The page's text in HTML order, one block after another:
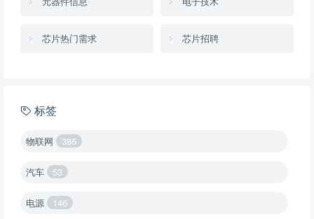
芯片热门需求 芯片招聘
标签
物联网 386
汽车 53
电源 146